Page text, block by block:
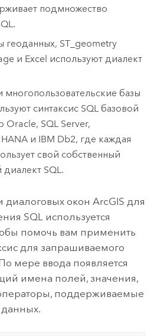
подмножество
геоданных, ST_geometry
и Excel используют диалект
многопользовательские базы
синтаксис SQL базовой
Oracle, SQL Server,
HANA и IBM Db2, где каждая
свой собственный
SQL.
окон ArcGIS для
SQL используется
помочь вам применить
для запрашиваемого
мере ввода появляется
имена полей, значения,
поддерживаемые